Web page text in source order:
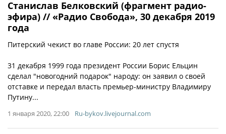
Станислав Белковский (фрагмент радио-
эфира) // «Радио Свобода», 30 декабря 2019
года
Питерский чекист во главе России: 20 лет спустя
31 декабря 1999 года президент России Борис Ельцин
сделал "новогодний подарок" народу: он заявил о своей
отставке и передал власть премьер-министру Владимиру
Путину...
1 января 2020, 22:00 Ru-bykov.livejournal.com